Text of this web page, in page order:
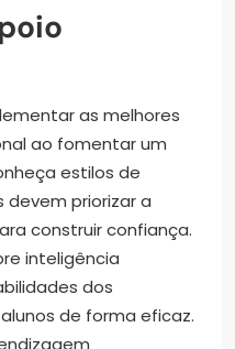
as melhores
ao fomentar um
estilos de
devem priorizar a
construir confiança.
inteligência
dos
de forma eficaz.